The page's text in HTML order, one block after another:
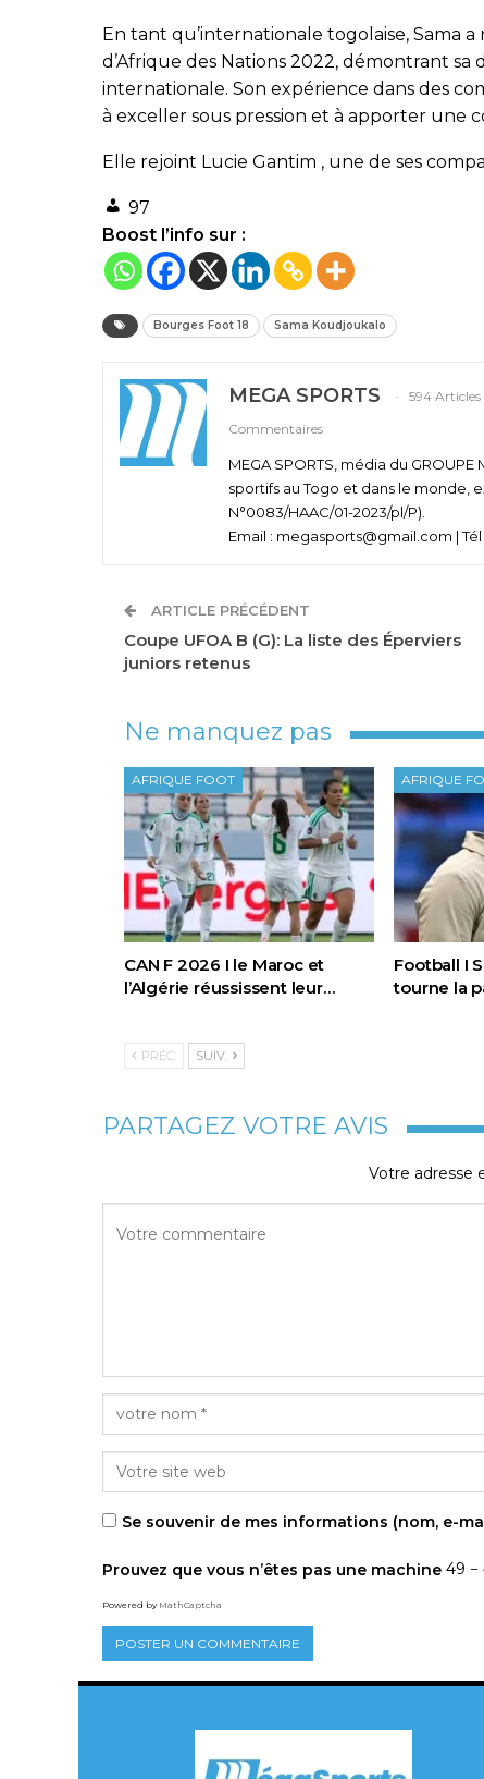
En tant qu’internationale togolaise, Sama
d’Afrique des Nations 2022, démontrant
internationale. Son expérience dans des
à exceller sous pression et à apporter une
Elle rejoint Lucie Gantim , une de ses
97
Boost l’info sur :
Bourges Foot 18 Sama Koudjoukalo
MEGA SPORTS 594 Articles
Commentaires
MEGA SPORTS, média du
sportifs au Togo et dans le monde,
N°0083/HAAC/01-2023/pl/P).
Email : megasports@gmail.com |
ARTICLE PRÉCÉDENT
Coupe UFOA B (G): La liste des Éperviers
juniors retenus
Ne manquez pas
AFRIQUE FOOT
CAN F 2026 I le Maroc et
l’Algérie réussissent leur…
AFRIQUE
Football I
tourne la
PRÉC. SUIV.
PARTAGEZ VOTRE AVIS
Votre adresse
Se souvenir de mes informations (nom, e-
Prouvez que vous n’êtes pas une machine 49 −
Powered by MathCaptcha